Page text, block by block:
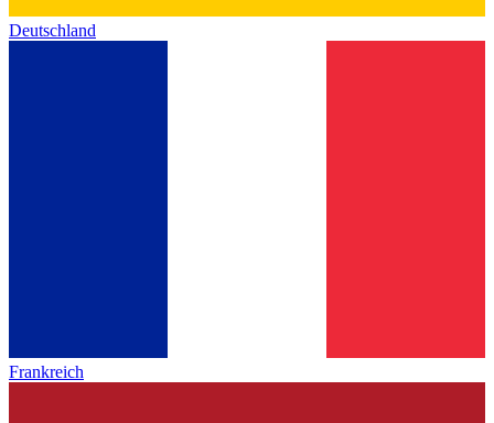
Deutschland
Frankreich